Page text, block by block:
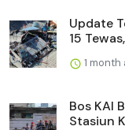
Update
15
1 month
Bos KAI
Stasiun